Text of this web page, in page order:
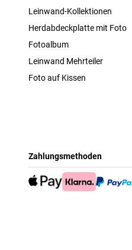
Leinwand-Kollektionen
Herdabdeckplatte mit Foto
Fotoalbum
Leinwand Mehrteiler
Foto auf Kissen
Zahlungsmethoden